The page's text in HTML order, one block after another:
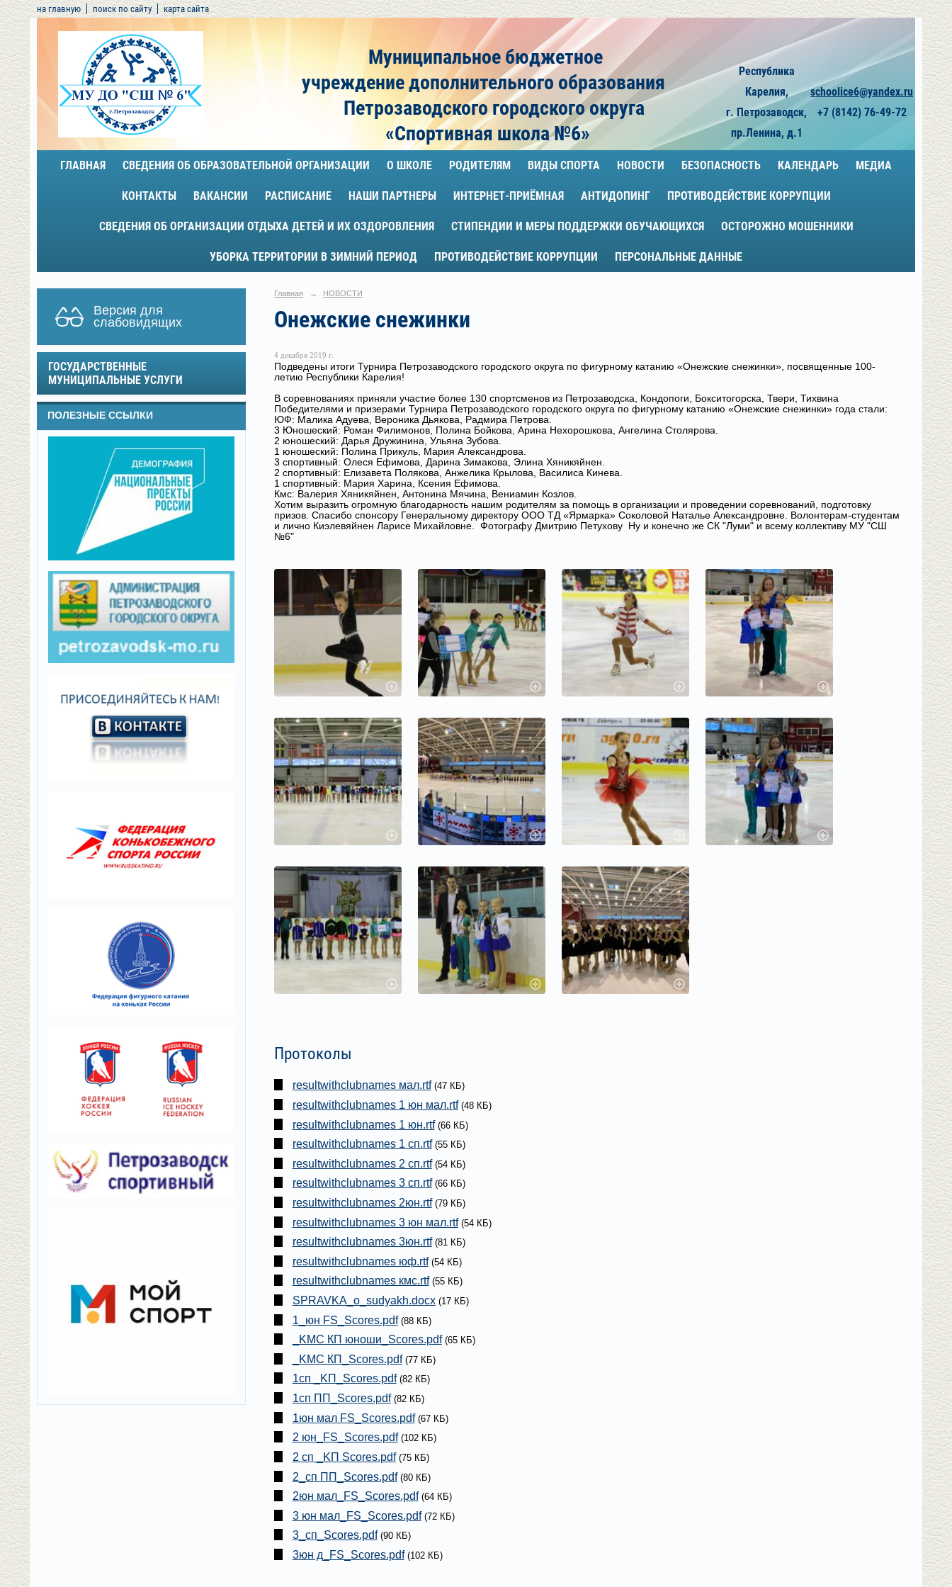
на главную поиск по сайту карта сайта
Муниципальное бюджетное
учреждениедополнительного образования
Петрозаводского городского округа
«Спортивная школа №6»
Республика
Карелия,
г. Петрозаводск,
пр.Ленина, д.1
schoolice6@yandex.ru
+7 (8142) 76-49-72
ГЛАВНАЯ СВЕДЕНИЯ ОБ ОБРАЗОВАТЕЛЬНОЙ ОРГАНИЗАЦИИ О ШКОЛЕ РОДИТЕЛЯМ ВИДЫ СПОРТА НОВОСТИ БЕЗОПАСНОСТЬ КАЛЕНДАРЬ МЕДИА
КОНТАКТЫ ВАКАНСИИ РАСПИСАНИЕ НАШИ ПАРТНЕРЫ ИНТЕРНЕТ-ПРИЁМНАЯ АНТИДОПИНГ ПРОТИВОДЕЙСТВИЕ КОРРУПЦИИ
СВЕДЕНИЯ ОБ ОРГАНИЗАЦИИ ОТДЫХА ДЕТЕЙ И ИХ ОЗДОРОВЛЕНИЯ СТИПЕНДИИ И МЕРЫ ПОДДЕРЖКИ ОБУЧАЮЩИХСЯ ОСТОРОЖНО МОШЕННИКИ
УБОРКА ТЕРРИТОРИИ В ЗИМНИЙ ПЕРИОД ПРОТИВОДЕЙСТВИЕ КОРРУПЦИИ ПЕРСОНАЛЬНЫЕ ДАННЫЕ
Версия для
слабовидящих
ГОСУДАРСТВЕННЫЕ
МУНИЦИПАЛЬНЫЕ УСЛУГИ
ПОЛЕЗНЫЕ ССЫЛКИ
Главная → НОВОСТИ
Онежские снежинки
4 декабря 2019 г.
Подведены итоги Турнира Петрозаводского городского округа по фигурному катанию «Онежские снежинки», посвященные 100-
летию Республики Карелия!
В соревнованиях приняли участие более 130 спортсменов из Петрозаводска, Кондопоги, Бокситогорска, Твери, Тихвина
Победителями и призерами Турнира Петрозаводского городского округа по фигурному катанию «Онежские снежинки» года стали:
ЮФ: Малика Адуева, Вероника Дьякова, Радмира Петрова.
3 Юношеский: Роман Филимонов, Полина Бойкова, Арина Нехорошкова, Ангелина Столярова.
2 юношеский: Дарья Дружинина, Ульяна Зубова.
1 юношеский: Полина Прикуль, Мария Александрова.
3 спортивный: Олеся Ефимова, Дарина Зимакова, Элина Хяникяйнен.
2 спортивный: Елизавета Полякова, Анжелика Крылова, Василиса Кинева.
1 спортивный: Мария Харина, Ксения Ефимова.
Кмс: Валерия Хяникяйнен, Антонина Мячина, Вениамин Козлов.
Хотим выразить огромную благодарность нашим родителям за помощь в организации и проведении соревнований, подготовку
призов. Спасибо спонсору Генеральному директору ООО ТД «Ярмарка» Соколовой Наталье Александровне. Волонтерам-студентам
и лично Киэлевяйнен Ларисе Михайловне. Фотографу Дмитрию Петухову Ну и конечно же СК "Луми" и всему коллективу МУ "СШ
№6"
Протоколы
resultwithclubnames мал.rtf (47 КБ)
resultwithclubnames 1 юн мал.rtf (48 КБ)
resultwithclubnames 1 юн.rtf (66 КБ)
resultwithclubnames 1 сп.rtf (55 КБ)
resultwithclubnames 2 сп.rtf (54 КБ)
resultwithclubnames 3 сп.rtf (66 КБ)
resultwithclubnames 2юн.rtf (79 КБ)
resultwithclubnames 3 юн мал.rtf (54 КБ)
resultwithclubnames 3юн.rtf (81 КБ)
resultwithclubnames юф.rtf (54 КБ)
resultwithclubnames кмс.rtf (55 КБ)
SPRAVKA_o_sudyakh.docx (17 КБ)
1_юн FS_Scores.pdf (88 КБ)
_KМС КП юноши_Scores.pdf (65 КБ)
_KМС КП_Scores.pdf (77 КБ)
1сп _KП_Scores.pdf (82 КБ)
1сп ПП_Scores.pdf (82 КБ)
1юн мал FS_Scores.pdf (67 КБ)
2 юн_FS_Scores.pdf (102 КБ)
2 сп _KП Scores.pdf (75 КБ)
2_сп ПП_Scores.pdf (80 КБ)
2юн мал_FS_Scores.pdf (64 КБ)
3 юн мал_FS_Scores.pdf (72 КБ)
3_сп_Scores.pdf (90 КБ)
3юн д_FS_Scores.pdf (102 КБ)